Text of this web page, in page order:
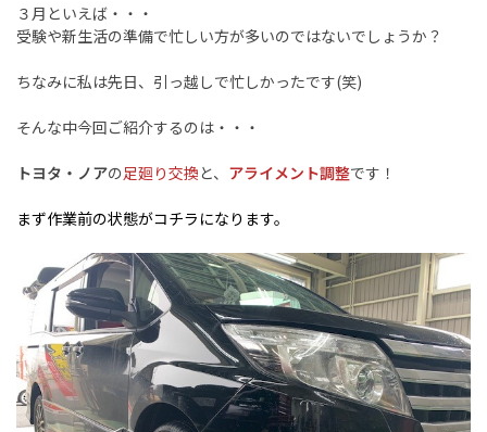
３月といえば・・・
受験や新生活の準備で忙しい方が多いのではないでしょうか？
ちなみに私は先日、引っ越しで忙しかったです(笑)
そんな中今回ご紹介するのは・・・
トヨタ・ノアの足廻り交換 と、 アライメント調整です！
まず作業前の状態がコチラになります。